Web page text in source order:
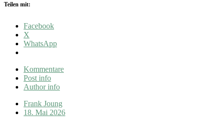
Teilen mit:
Facebook
X
WhatsApp
Kommentare
Post info
Author info
Frank Joung
18. Mai 2026